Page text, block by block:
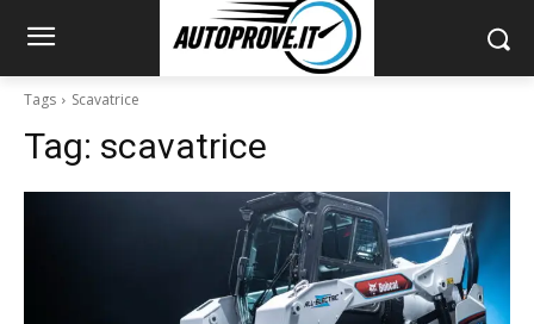
Tags Scavatrice
Tag: scavatrice